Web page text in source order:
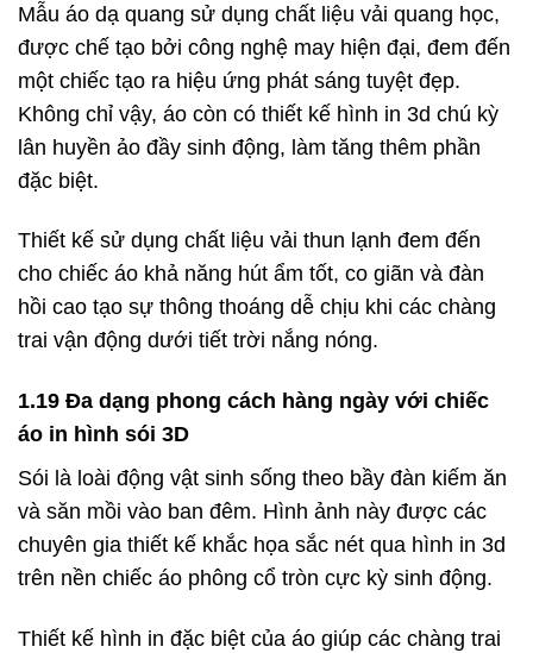
Mẫu áo dạ quang sử dụng chất liệu vải quang học,
được chế tạo bởi công nghệ may hiện đại, đem đến
một chiếc tạo ra hiệu ứng phát sáng tuyệt đẹp.
Không chỉ vậy, áo còn có thiết kế hình in 3d chú kỳ
lân huyền ảo đầy sinh động, làm tăng thêm phần
đặc biệt.
Thiết kế sử dụng chất liệu vải thun lạnh đem đến
cho chiếc áo khả năng hút ẩm tốt, co giãn và đàn
hồi cao tạo sự thông thoáng dễ chịu khi các chàng
trai vận động dưới tiết trời nắng nóng.
1.19 Đa dạng phong cách hàng ngày với chiếc
áo in hình sói 3D
Sói là loài động vật sinh sống theo bầy đàn kiếm ăn
và săn mồi vào ban đêm. Hình ảnh này được các
chuyên gia thiết kế khắc họa sắc nét qua hình in 3d
trên nền chiếc áo phông cổ tròn cực kỳ sinh động.
Thiết kế hình in đặc biệt của áo giúp các chàng trai